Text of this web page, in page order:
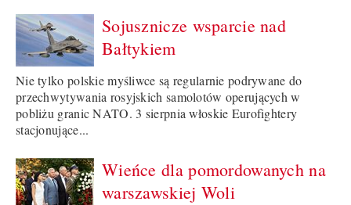
Sojusznicze wsparcie nad
Bałtykiem
Nie tylko polskie myśliwce są regularnie podrywane do
przechwytywania rosyjskich samolotów operujących w
pobliżu granic NATO. 3 sierpnia włoskie Eurofightery
stacjonujące...
Wieńce dla pomordowanych na
warszawskiej Woli